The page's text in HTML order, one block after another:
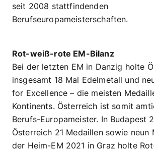
seit 2008 stattfindenden
Berufseuropameisterschaften.
Rot-weiß-rote EM-Bilanz
Bei der letzten EM in Danzig holte
insgesamt 18 Mal Edelmetall und
for Excellence – die meisten
Kontinents. Österreich ist somit
Berufs-Europameister. In Budapest
Österreich 21 Medaillen sowie neun
der Heim-EM 2021 in Graz holte